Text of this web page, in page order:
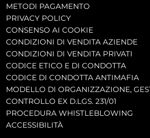
METODI PAGAMENTO
PRIVACY POLICY
CONSENSO AI COOKIE
CONDIZIONI DI VENDITA AZIENDE
CONDIZIONI DI VENDITA PRIVATI
CODICE ETICO E DI CONDOTTA
CODICE DI CONDOTTA ANTIMAFIA
MODELLO DI ORGANIZZAZIONE,
CONTROLLO EX D.LGS. 231/01
PROCEDURA WHISTLEBLOWING
ACCESSIBILITÀ